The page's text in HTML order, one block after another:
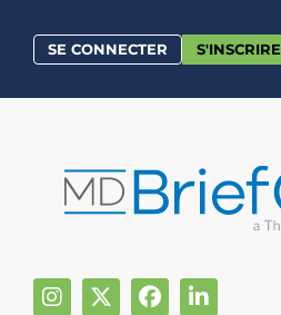
SE CONNECTER S'INSCRIRE